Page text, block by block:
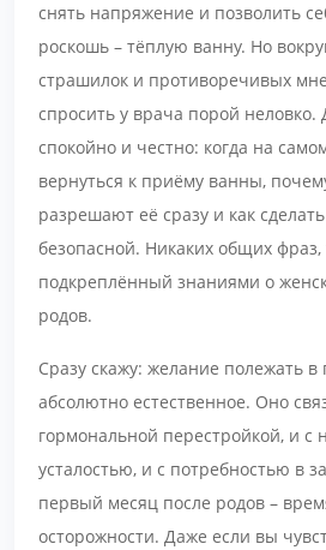
снять напряжение и позволить
роскошь – тёплую ванну. Но
страшилок и противоречивых
спросить у врача порой неловко.
спокойно и честно: когда на
вернуться к приёму ванны,
разрешают её сразу и как
безопасной. Никаких общих
подкреплённый знаниями о
родов.
Сразу скажу: желание полежать в
абсолютно естественное. Оно
гормональной перестройкой, и с
усталостью, и с потребностью в
первый месяц после родов –
осторожности. Даже если вы